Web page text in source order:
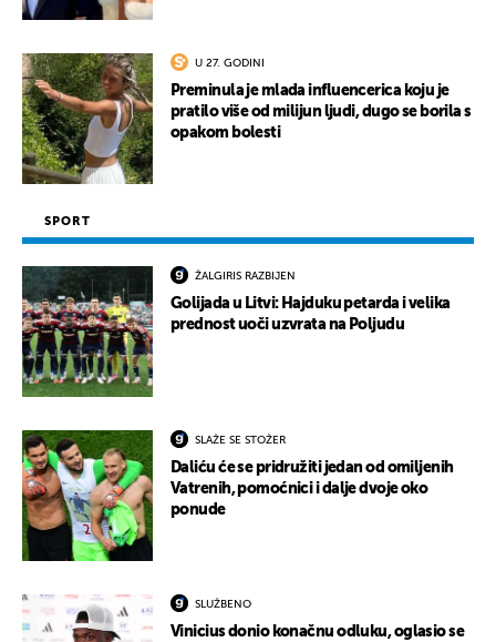
U 27. GODINI
Preminula je mlada influencerica koju je
pratilo više od milijun ljudi, dugo se borila s
opakom bolesti
SPORT
ŽALGIRIS RAZBIJEN
Golijada u Litvi: Hajduku petarda i velika
prednost uoči uzvrata na Poljudu
SLAŽE SE STOŽER
Daliću će se pridružiti jedan od omiljenih
Vatrenih, pomoćnici i dalje dvoje oko
ponude
SLUŽBENO
Vinicius donio konačnu odluku, oglasio se